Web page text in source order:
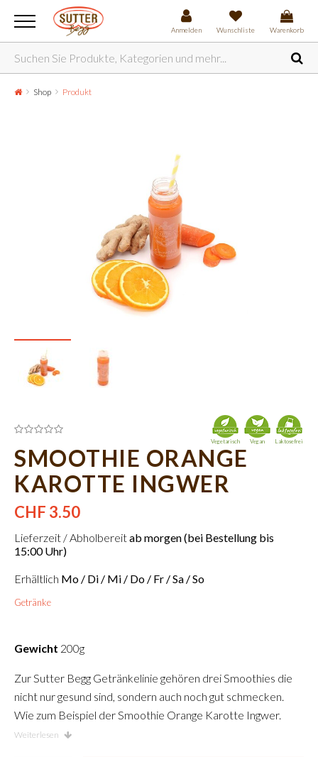
Anmelden Wunschliste Warenkorb
Shop Produkt
SMOOTHIE ORANGE
KAROTTE INGWER
CHF 3.50
Vegetarisch Vegan Laktosefrei
Lieferzeit / Abholbereitab morgen (bei Bestellung bis
15:00 Uhr)
Erhältlich Mo / Di / Mi / Do / Fr / Sa / So
Getränke
Gewicht 200g
Zur Sutter Begg Getränkelinie gehören drei Smoothies die
nicht nur gesund sind, sondern auch noch gut schmecken.
Wie zum Beispiel der Smoothie Orange Karotte Ingwer.
Wer Ingwer mag, wird diesen Smoothie lieben!
Weiterlesen